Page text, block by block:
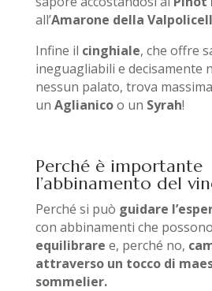
all’Amarone della
Infine il cinghiale, che offre
ineguagliabili e decisamente
nessun palato, trova
un Aglianicoo un Syrah!
Perché è importante
l’abbinamento del
Perché si può guidare
con abbinamenti che possono
equilibrare e, perché no,
attraverso un tocco di
sommelier.